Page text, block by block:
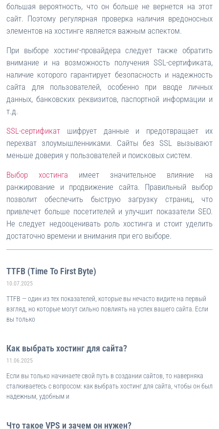
большая вероятность, что он больше не вернется на этот
сайт. Поэтому регулярная проверка наличия вредоносных
элементов на хостинге является важным аспектом.
При выборе хостинг-провайдера следует также обратить
внимание и на возможность получения SSL-сертификата,
наличие которого гарантирует безопасность и надежность
сайта для пользователей, особенно при вводе личных
данных, банковских реквизитов, паспортной информации и
т.д.
SSL-сертификат шифрует данные и предотвращает их
перехват злоумышленниками. Сайты без SSL вызывают
меньше доверия у пользователей и поисковых систем.
Выбор хостинга имеет значительное влияние на
ранжирование и продвижение сайта. Правильный выбор
позволит обеспечить быструю загрузку страниц, что
привлечет больше посетителей и улучшит показатели SEO.
Не следует недооценивать роль хостинга и стоит уделить
достаточно времени и внимания при его выборе.
TTFB (Time To First Byte)
10.07.2025
TTFB — один из тех показателей, которые вы нечасто видите на первый
взгляд, но которые могут сильно повлиять на успех вашего сайта. Если
вы только
Как выбрать хостинг для сайта?
11.06.2025
Если вы только начинаете свой путь в создании сайтов, то наверняка
сталкиваетесь с вопросом: как выбрать хостинг для сайта, чтобы он был
надежным, удобным и
Что такое VPS и зачем он нужен?